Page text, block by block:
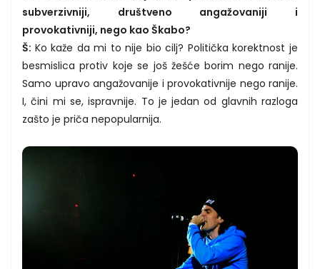
subverzivniji, društveno angažovaniji i
provokativniji, nego kao Škabo?
Š: Ko kaže da mi to nije bio cilj? Politička korektnost je
besmislica protiv koje se još žešće borim nego ranije.
Samo upravo angažovanije i provokativnije nego ranije.
I, čini mi se, ispravnije. To je jedan od glavnih razloga
zašto je priča nepopularnija.